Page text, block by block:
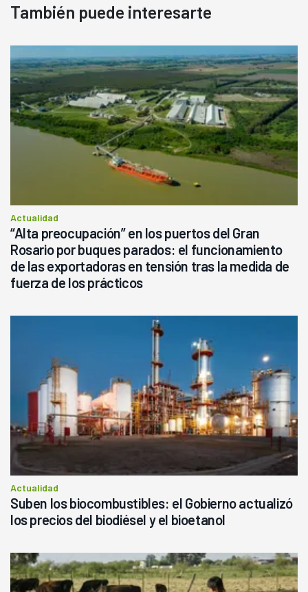
También puede interesarte
Actualidad
“Alta preocupación” en los puertos del Gran
Rosario por buques parados: el funcionamiento
de las exportadoras en tensión tras la medida de
fuerza de los prácticos
Actualidad
Suben los biocombustibles: el Gobierno actualizó
los precios del biodiésel y el bioetanol